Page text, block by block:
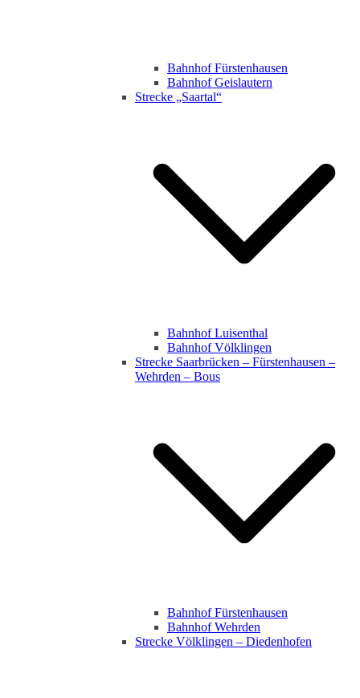
Bahnhof Fürstenhausen
Bahnhof Geislautern
Strecke „Saartal“
Bahnhof Luisenthal
Bahnhof Völklingen
Strecke Saarbrücken – Fürstenhausen –
Wehrden – Bous
Bahnhof Fürstenhausen
Bahnhof Wehrden
Strecke Völklingen – Diedenhofen